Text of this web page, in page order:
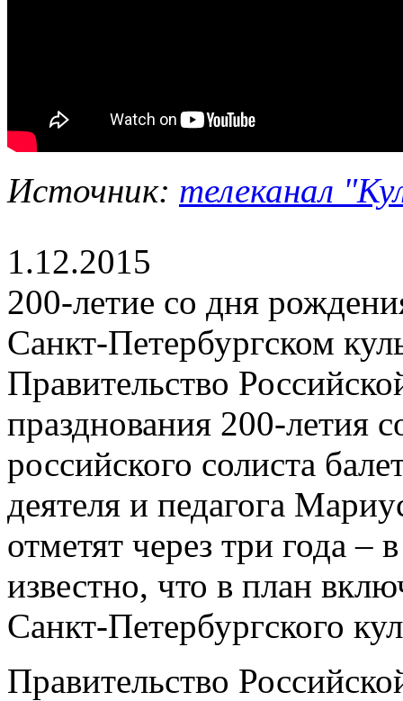
Источник: телеканал
1.12.2015
200-летие со дня
Санкт-Петербургском
Правительство
празднования 200-летия
российского солиста
деятеля и педагога
отметят через три года –
известно, что в план
Санкт-Петербургского
Правительство